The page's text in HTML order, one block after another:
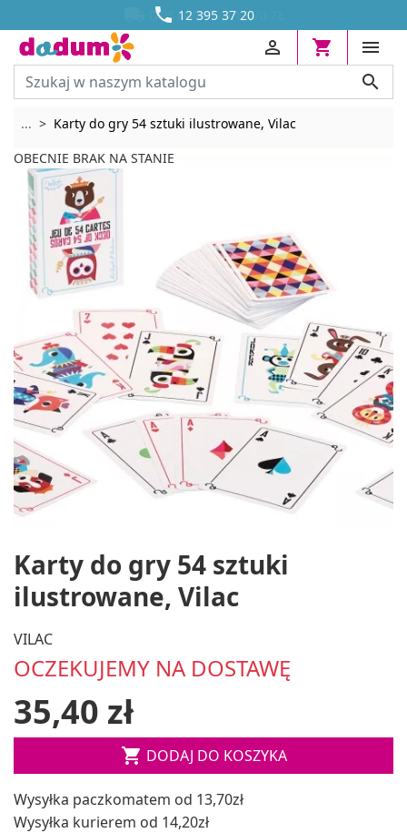
 12 395 37 20
DOSTAWA OD 13,70 ZŁ





... Rozwiń breadcrumbs
Karty do gry 54 sztuki ilustrowane, Vilac
OBECNIE BRAK NA STANIE
Karty do gry 54 sztuki
ilustrowane, Vilac
VILAC
OCZEKUJEMY NA DOSTAWĘ
35,40 zł
 DODAJ DO KOSZYKA
Wysyłka paczkomatem od 13,70zł
Wysyłka kurierem od 14,20zł